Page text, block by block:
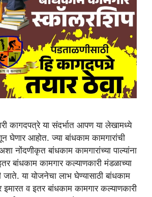
कागदपत्रे या संदर्भात आपण या लेखामध्ये
घेणार आहोत. ज्या बांधकाम कामगारांची
नोंदणीकृत बांधकाम कामगारांच्या पाल्यांना
बांधकाम कामगार कल्याणकारी मंडळाच्या
जाते. या योजनेचा लाभ घेण्यासाठी बांधकाम
इमारत व इतर बांधकाम कामगार कल्याणकारी